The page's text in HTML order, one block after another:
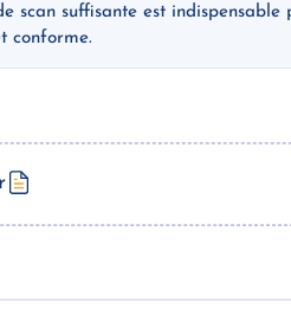
scan suffisante est indispensable
conforme.